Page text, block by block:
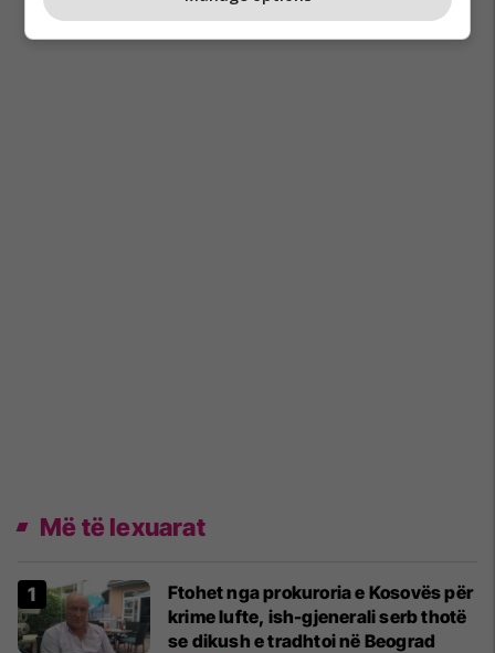
Më të lexuarat
Ftohet nga prokuroria e Kosovës për
krime lufte, ish-gjenerali serb thotë
se dikush e tradhtoi në Beograd